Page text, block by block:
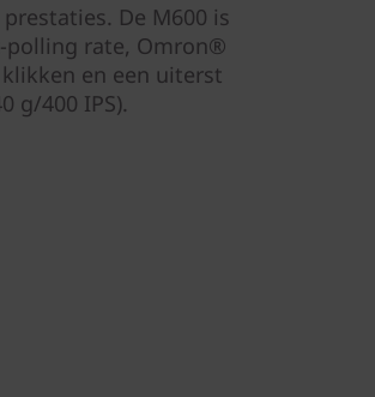
De M600 is
polling rate, Omron®
en een uiterst
g/400 IPS).